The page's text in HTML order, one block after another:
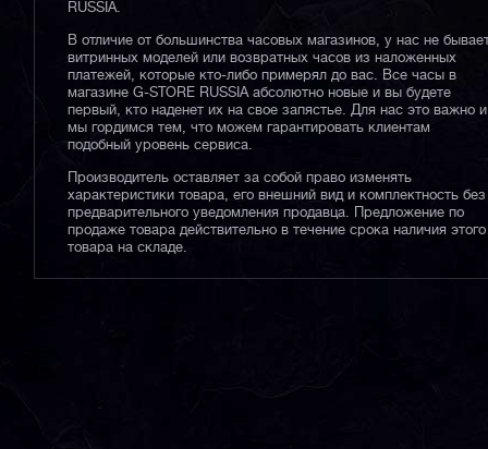
RUSSIA.
В отличие от большинства часовых магазинов, у нас не
витринных моделей или возвратных часов из наложенных
платежей, которые кто-либо примерял до вас. Все часы в
магазине G-STORE RUSSIA абсолютно новые и вы будете
первый, кто наденет их на свое запястье. Для нас это важно и
мы гордимся тем, что можем гарантировать клиентам
подобный уровень сервиса.
Производитель оставляет за собой право изменять
характеристики товара, его внешний вид и комплектность без
предварительного уведомления продавца. Предложение по
продаже товара действительно в течение срока наличия этого
товара на складе.